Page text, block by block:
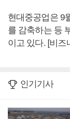
현대중공업은 9
를 감축하는 등
이고 있다. [비즈
인기기사